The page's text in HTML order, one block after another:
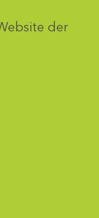
der